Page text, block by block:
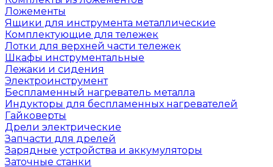
Ложементы
Ящики для инструмента металлические
Комплектующие для тележек
Лотки для верхней части тележек
Шкафы инструментальные
Лежаки и сидения
Электроинструмент
Беспламенный нагреватель металла
Индукторы для беспламенных нагревателей
Гайковерты
Дрели электрические
Запчасти для дрелей
Зарядные устройства и аккумуляторы
Заточные станки